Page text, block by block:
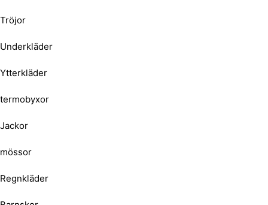
Tröjor
Underkläder
Ytterkläder
termobyxor
Jackor
mössor
Regnkläder